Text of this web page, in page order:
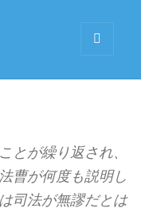
とが繰り返され、
曹が何度も説明し
司法が無謬だとは